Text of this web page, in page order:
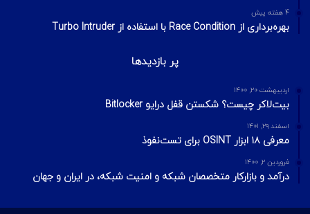
4 هفته پیش
بهره‌برداری از Race Condition با استفاده از Turbo Intruder
پر بازدیدها
اردیبهشت ۲۰, ۱۴۰۰
بیت‌لاکر چیست؟ شکستن قفل درایو Bitlocker
اسفند ۲۹, ۱۴۰۱
معرفی ۱۸ ابزار OSINT برای تست‌نفوذ
فروردین ۲, ۱۴۰۰
درآمد و بازارکار متخصصان شبکه و امنیت شبکه، در ایران و جهان